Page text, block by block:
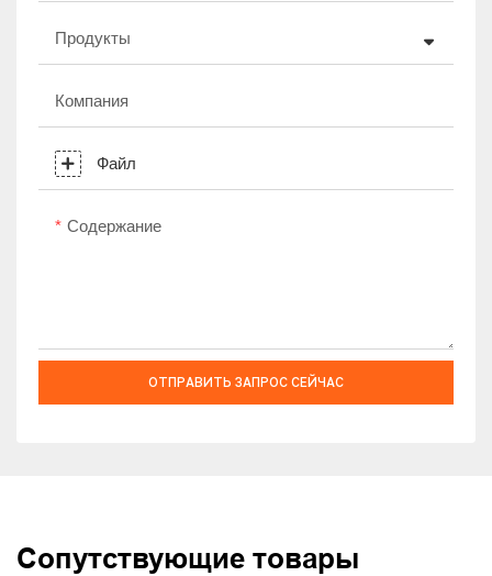
Продукты
Компания
Файл
Содержание
ОТПРАВИТЬ ЗАПРОС СЕЙЧАС
Сопутствующие товары